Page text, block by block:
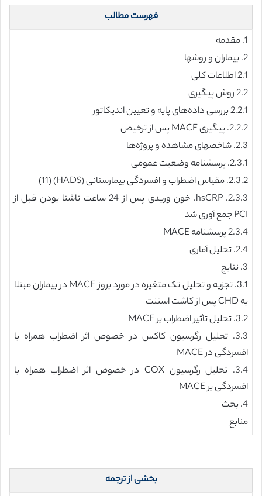
فهرست مطالب
1. مقدمه
2. بیماران و روشها
2.1 اطلاعات کلی
2.2 روش پیگیری
2.2.1 بررسی داده‌های پایه و تعیین اندیکاتور
2.2.2. پیگیری MACE پس از ترخیص
2.3. شاخصهای مشاهده و پروژه‌ها
2.3.1. پرسشنامه وضعیت عمومی
2.3.2. مقیاس اضطراب و افسردگی بیمارستانی (HADS) (11)
2.3.3. hsCRP. خون وریدی پس از 24 ساعت ناشتا بودن قبل از
PCI جمع آوری شد
2.3.4 پرسشنامه MACE
2.4. تحلیل آماری
3. نتایج
3.1. تجزیه و تحلیل تک متغیره در مورد بروز MACE در بیماران مبتلا
به CHD پس از کاشت استنت
3.2. تحلیل تأثیر اضطراب بر MACE
3.3. تحلیل رگرسیون کاکس در خصوص اثر اضطراب همراه با
افسردگی در MACE
3.4. تحلیل رگرسیون COX در خصوص اثر اضطراب همراه با
افسردگی بر MACE
4. بحث
منابع
بخشی از ترجمه